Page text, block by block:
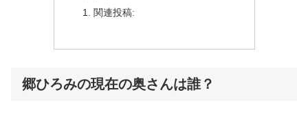
関連投稿:
郷ひろみの現在の奥さんは誰？